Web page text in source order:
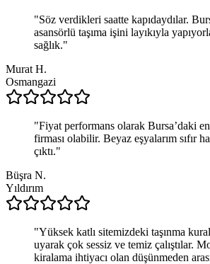
"Söz verdikleri saatte kapıdaydılar.
asansörlü taşıma işini layıkıyla
sağlık."
Murat H.
Osmangazi
"Fiyat performans olarak Bursa’daki
firması olabilir. Beyaz eşyalarım sıfır
çıktı."
Büşra N.
Yıldırım
"Yüksek katlı sitemizdeki taşınma
uyarak çok sessiz ve temiz çalıştılar.
kiralama ihtiyacı olan düşünmeden